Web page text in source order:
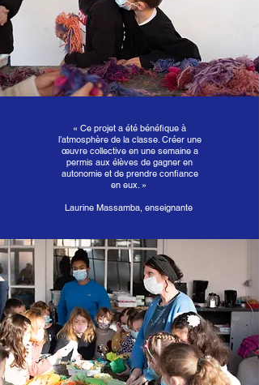
« Ce projet a été bénéfique à
l’atmosphère de la classe. Créer une
œuvre collective en une semaine a
permis aux élèves de gagner en
autonomie et de prendre confiance
en eux.»
Laurine Massamba, enseignante